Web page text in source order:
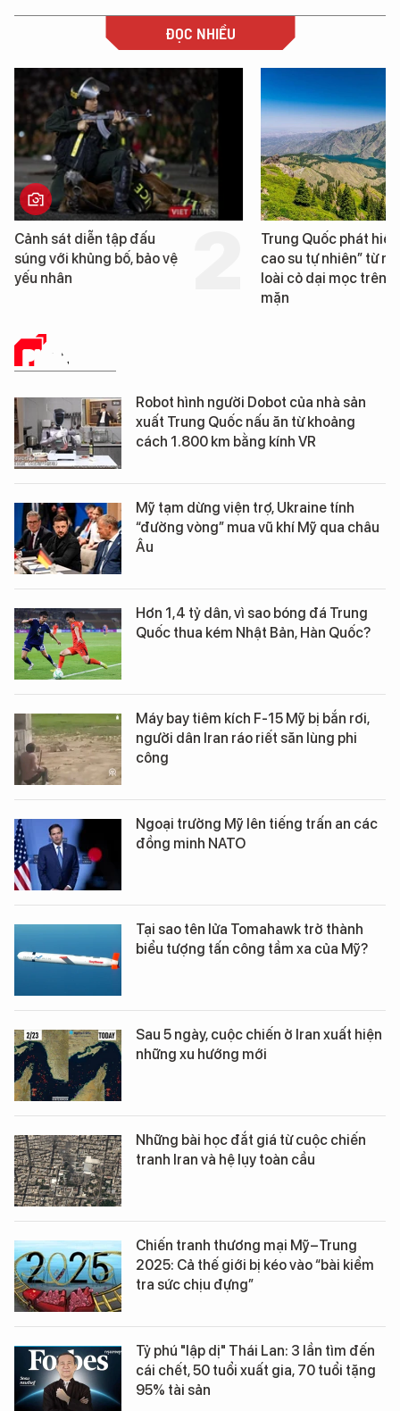
ĐỌC NHIỀU
sát diễn tập đấu
khủng bố, bảo vệ
Trung Quốc phát hiện “mỏ
cao su tự nhiên” từ một
loài cỏ dại mọc trên đất
PHÂN TÍCH
Robot hình người Dobot của nhà sản
xuất Trung Quốc nấu ăn từ khoảng
cách 1.800 km bằng kính VR
Mỹ tạm dừng viện trợ, Ukraine tính
“đường vòng” mua vũ khí Mỹ qua châu
Âu
Hơn 1,4 tỷ dân, vì sao bóng đá Trung
Quốc thua kém Nhật Bản, Hàn Quốc?
Máy bay tiêm kích F-15 Mỹ bị bắn rơi,
người dân Iran ráo riết săn lùng phi
công
Ngoại trưởng Mỹ lên tiếng trấn an các
đồng minh NATO
Tại sao tên lửa Tomahawk trở thành
biểu tượng tấn công tầm xa của Mỹ?
Sau 5 ngày, cuộc chiến ở Iran xuất hiện
những xu hướng mới
Những bài học đắt giá từ cuộc chiến
tranh Iran và hệ lụy toàn cầu
Chiến tranh thương mại Mỹ–Trung
2025: Cả thế giới bị kéo vào “bài kiểm
tra sức chịu đựng”
Tỷ phú "lập dị" Thái Lan: 3 lần tìm đến
cái chết, 50 tuổi xuất gia, 70 tuổi tặng
95% tài sản